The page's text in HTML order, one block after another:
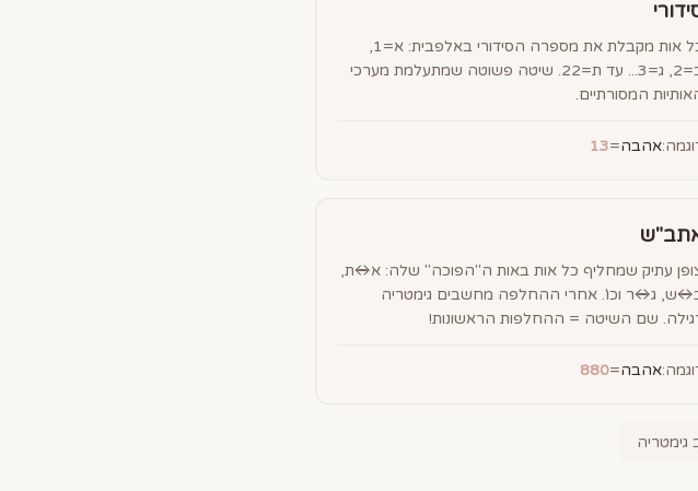
כל אות מקבלת את מספרה הסידורי באלפבית: א=1,
ב=2, ג=3... עד ת=22. שיטה פשוטה שמתעלמת מערכי
המסורתיים.
אהבה=
13
עתיק שמחליף כל אות באות ה"הפוכה" שלה: א↔ת,
ג↔ר וכו'. אחרי ההחלפה מחשבים גימטריה
שם השיטה = ההחלפות הראשונות!
אהבה=
880
גימטריה